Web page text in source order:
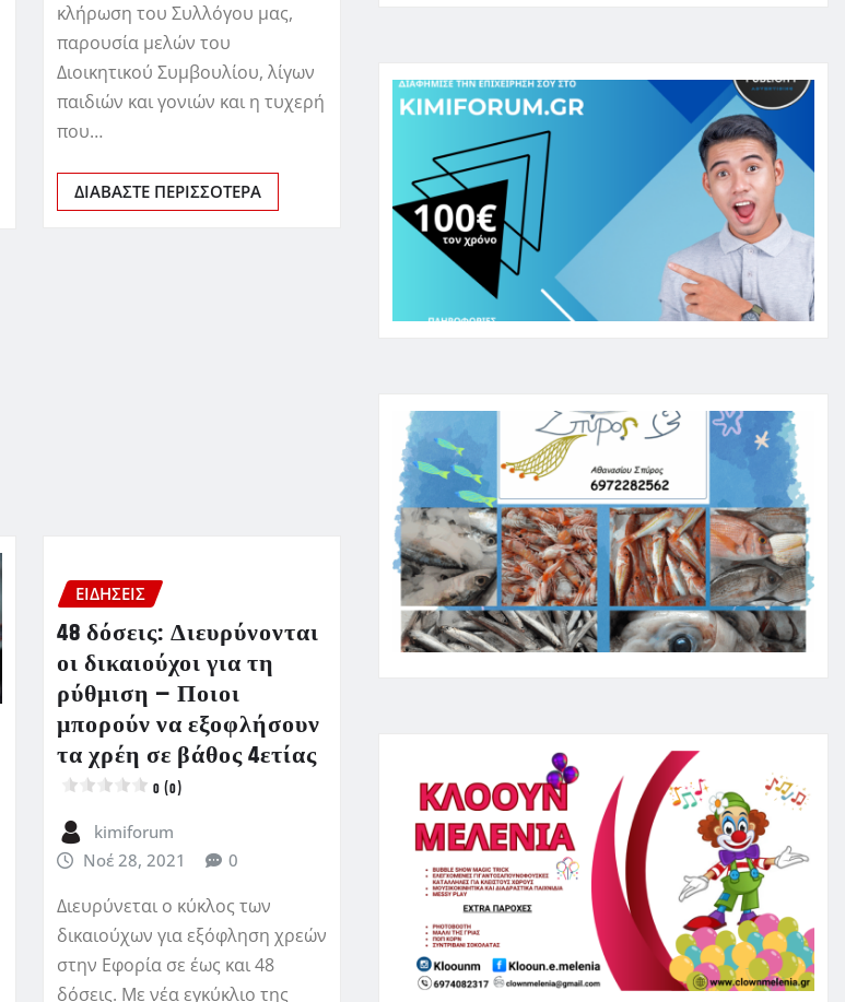
κλήρωση του Συλλόγου μας,
παρουσία μελών του
Διοικητικού Συμβουλίου, λίγων
παιδιών και γονιών και η τυχερή
που…
ΔΙΑΒΆΣΤΕ ΠΕΡΙΣΣΌΤΕΡΑ
ΕΙΔΗΣΕΙΣ
48 δόσεις: Διευρύνονται
οι δικαιούχοι για τη
ρύθμιση – Ποιοι
μπορούν να εξοφλήσουν
τα χρέη σε βάθος 4ετίας
0 (0)
kimiforum
Νοέ 28, 2021
0
Διευρύνεται ο κύκλος των
δικαιούχων για εξόφληση χρεών
στην Εφορία σε έως και 48
δόσεις. Με νέα εγκύκλιο της